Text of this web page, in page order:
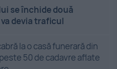
se închide două
devia traficul
la o casă funerară din
50 de cadavre aflate